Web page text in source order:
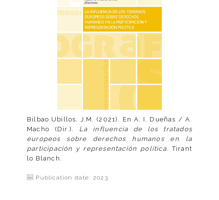
Bilbao Ubillos, J.M. (2021). En A. I. Dueñas / A.
Macho (Dir.). La influencia de los tratados
europeos sobre derechos humanos en la
participación y representación política. Tirant
lo Blanch.
Publication date: 2023